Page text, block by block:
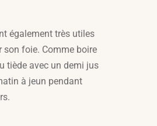
également très utiles
son foie. Comme boire
tiède avec un demi jus
à jeun pendant